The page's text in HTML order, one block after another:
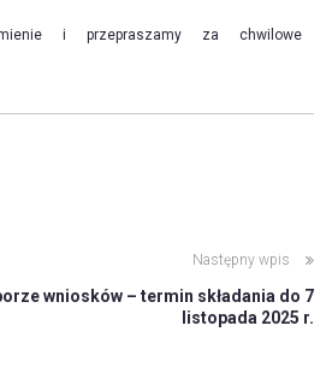
i przepraszamy za chwilowe
Następny wpis
wniosków – termin składania do 7
listopada 2025 r.